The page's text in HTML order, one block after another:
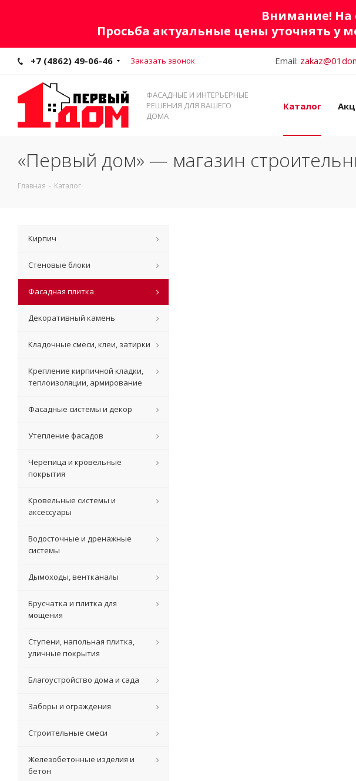
Внимание! На
Просьба актуальные цены уточнять у
+7 (4862) 49-06-46 Заказать звонок Email:
ФАСАДНЫЕ И ИНТЕРЬЕРНЫЕ
РЕШЕНИЯ ДЛЯ ВАШЕГО
ДОМА
Каталог
«Первый дом» — магазин
Главная - Каталог
Кирпич
Стеновые блоки
Фасадная плитка
Декоративный камень
Кладочные смеси, клеи, затирки
Крепление кирпичной кладки,
теплоизоляции, армирование
Фасадные системы и декор
Утепление фасадов
Черепица и кровельные
покрытия
Кровельные системы и
аксессуары
Водосточные и дренажные
системы
Дымоходы, вентканалы
Брусчатка и плитка для
мощения
Ступени, напольная плитка,
уличные покрытия
Благоустройство дома и сада
Заборы и ограждения
Строительные смеси
Железобетонные изделия и
бетон